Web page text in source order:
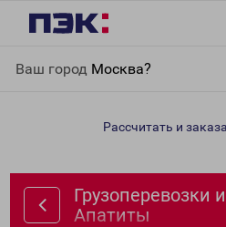
Ваш город Москва?
Апатиты
Рассчитать и
Грузоперевозки
Апатиты